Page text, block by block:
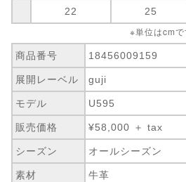
22 25
※単位はcm
商品番号 18456009159
展開レーベル guji
モデル U595
販売価格 ¥58,000 ＋ tax
シーズン オールシーズン
素材 牛革